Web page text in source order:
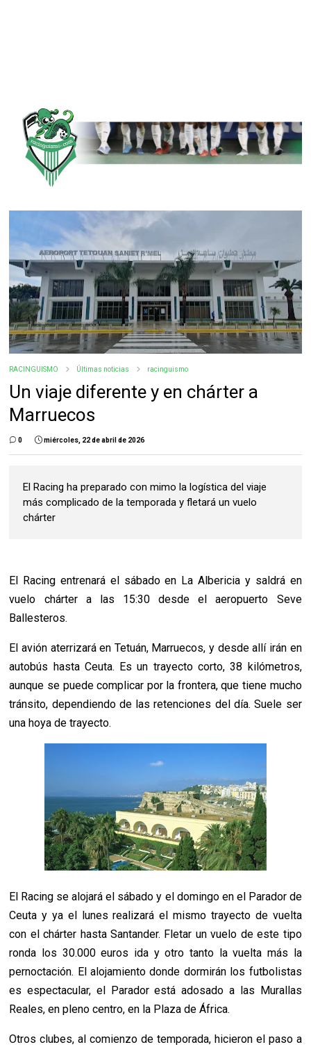
RACINGUISMO Últimas noticias racinguismo
Un viaje diferente y en chárter a
Marruecos
0 miércoles, 22 de abril de 2026
El Racing ha preparado con mimo la logística del viaje
más complicado de la temporada y fletará un vuelo
chárter
El Racing entrenará el sábado en La Albericia y saldrá en
vuelo chárter a las 15:30 desde el aeropuerto Seve
Ballesteros.
El avión aterrizará en Tetuán, Marruecos, y desde allí irán en
autobús hasta Ceuta. Es un trayecto corto, 38 kilómetros,
aunque se puede complicar por la frontera, que tiene mucho
tránsito, dependiendo de las retenciones del día. Suele ser
una hoya de trayecto.
El Racing se alojará el sábado y el domingo en el Parador de
Ceuta y ya el lunes realizará el mismo trayecto de vuelta
con el chárter hasta Santander. Fletar un vuelo de este tipo
ronda los 30.000 euros ida y otro tanto la vuelta más la
pernoctación. El alojamiento donde dormirán los futbolistas
es espectacular, el Parador está adosado a las Murallas
Reales, en pleno centro, en la Plaza de África.
Otros clubes, al comienzo de temporada, hicieron el paso a